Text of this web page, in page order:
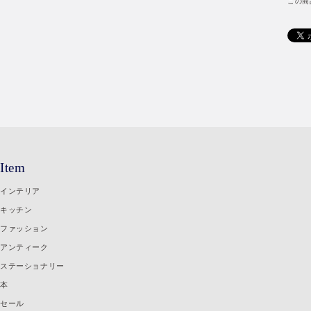
Item
インテリア
キッチン
ファッション
アンティーク
ステーショナリー
本
セール